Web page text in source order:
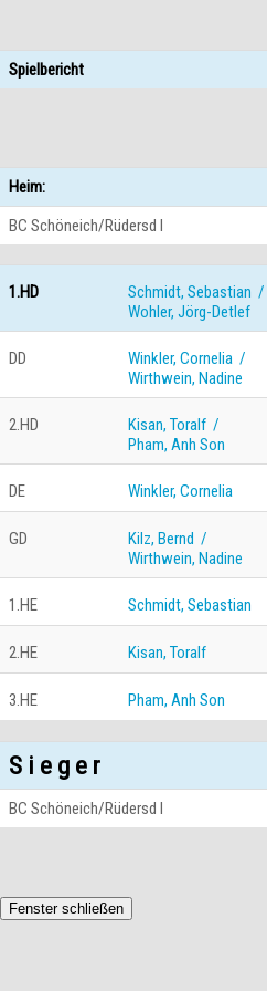
Spielbericht
Heim:
BC Schöneich/Rüdersd I
1.HD
Schmidt, Sebastian /
Wohler, Jörg-Detlef
DD
Winkler, Cornelia /
Wirthwein, Nadine
2.HD
Kisan, Toralf /
Pham, Anh Son
DE Winkler, Cornelia
GD
Kilz, Bernd /
Wirthwein, Nadine
1.HE Schmidt, Sebastian
2.HE Kisan, Toralf
3.HE Pham, Anh Son
S i e g e r
BC Schöneich/Rüdersd I